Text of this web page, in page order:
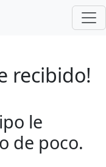
recibido!
le
de poco.